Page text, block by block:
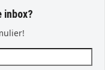
inbox?